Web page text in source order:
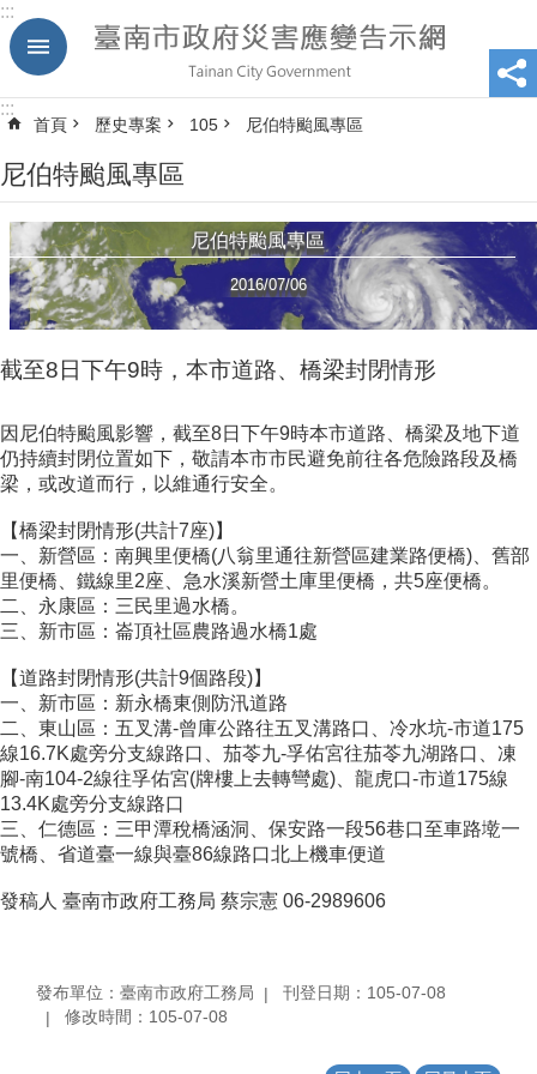
跳到主要內容區塊
:::
:::
首頁 歷史專案 105 尼伯特颱風專區
尼伯特颱風專區
尼伯特颱風專區
2016/07/06
截至8日下午9時，本市道路、橋梁封閉情形
因尼伯特颱風影響，截至8日下午9時本市道路、橋梁及地下道
仍持續封閉位置如下，敬請本市市民避免前往各危險路段及橋
梁，或改道而行，以維通行安全。
【橋梁封閉情形(共計7座)】
一、新營區：南興里便橋(八翁里通往新營區建業路便橋)、舊部
里便橋、鐵線里2座、急水溪新營土庫里便橋，共5座便橋。
二、永康區：三民里過水橋。
三、新市區：崙頂社區農路過水橋1處
【道路封閉情形(共計9個路段)】
一、新市區：新永橋東側防汛道路
二、東山區：五叉溝-曾庫公路往五叉溝路口、冷水坑-市道175
線16.7K處旁分支線路口、茄苓九-孚佑宮往茄苓九湖路口、凍
腳-南104-2線往孚佑宮(牌樓上去轉彎處)、龍虎口-市道175線
13.4K處旁分支線路口
三、仁德區：三甲潭稅橋涵洞、保安路一段56巷口至車路墘一
號橋、省道臺一線與臺86線路口北上機車便道
發稿人 臺南市政府工務局 蔡宗憲 06-2989606
發布單位：臺南市政府工務局
刊登日期：105-07-08
修改時間：105-07-08